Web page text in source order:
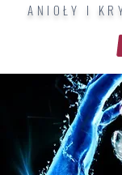
ANIOŁY I